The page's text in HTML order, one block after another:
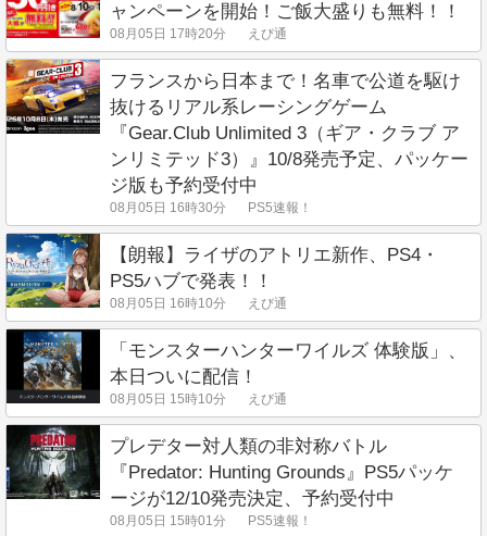
ャンペーンを開始！ご飯大盛りも無料！！
08月05日 17時20分 えび通
フランスから日本まで！名車で公道を駆け
抜けるリアル系レーシングゲーム
『Gear.Club Unlimited 3（ギア・クラブ ア
ンリミテッド3）』10/8発売予定、パッケー
ジ版も予約受付中
08月05日 16時30分 PS5速報！
【朗報】ライザのアトリエ新作、PS4・
PS5ハブで発表！！
08月05日 16時10分 えび通
「モンスターハンターワイルズ 体験版」、
本日ついに配信！
08月05日 15時10分 えび通
プレデター対人類の非対称バトル
『Predator: Hunting Grounds』PS5パッケ
ージが12/10発売決定、予約受付中
08月05日 15時01分 PS5速報！